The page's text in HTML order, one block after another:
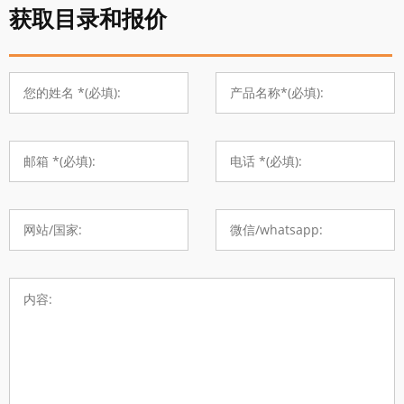
获取目录和报价